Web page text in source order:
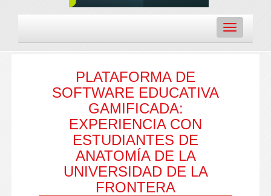
Toggle
navigation
PLATAFORMA DE
SOFTWARE EDUCATIVA
GAMIFICADA:
EXPERIENCIA CON
ESTUDIANTES DE
ANATOMÍA DE LA
UNIVERSIDAD DE LA
FRONTERA